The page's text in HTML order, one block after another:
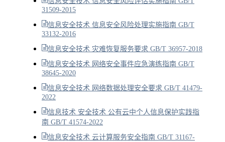
31509-2015
信息安全技术 信息安全风险处理实施指南 GB/T
33132-2016
信息安全技术 灾难恢复服务要求 GB/T 36957-2018
信息安全技术 网络安全事件应急演练指南 GB/T
38645-2020
信息安全技术 网络数据处理安全要求 GB/T 41479-
2022
信息技术 安全技术 公有云中个人信息保护实践指
南 GB/T 41574-2022
信息安全技术 云计算服务安全指南 GB/T 31167-